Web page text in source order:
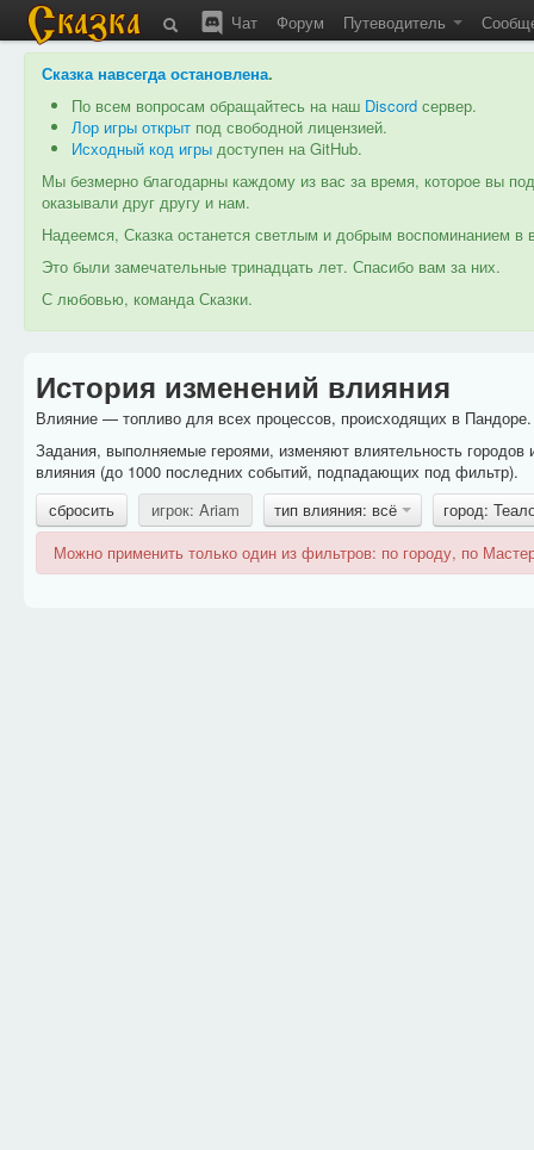
Чат Форум Путеводитель
Сказка навсегда остановлена.
По всем вопросам обращайтесь на наш Discord сервер.
Лор игры открыт под свободной лицензией.
Исходный код игры доступен на GitHub.
Мы безмерно благодарны каждому из вас за время, которое вы
оказывали друг другу и нам.
Надеемся, Сказка останется светлым и добрым воспоминанием
Это были замечательные тринадцать лет. Спасибо вам за них.
С любовью, команда Сказки.
История изменений влияния
Влияние — топливо для всех процессов, происходящих в
Задания, выполняемые героями, изменяют влиятельность
влияния (до 1000 последних событий, подпадающих под фильтр).
сбросить
игрок: Ariam тип влияния: всё
город:
Можно применить только один из фильтров: по городу, по